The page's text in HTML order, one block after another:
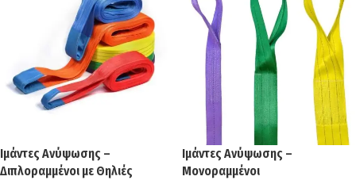
Ιμάντες Ανύψωσης –
Διπλοραμμένοι με Θηλιές
Ιμάντες Ανύψωσης –
Μονοραμμένοι